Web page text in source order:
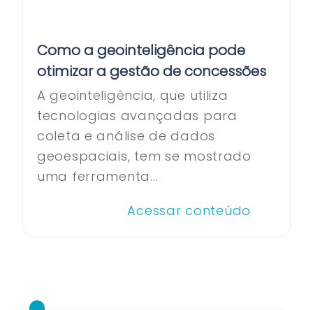
Como a geointeligência pode
otimizar a gestão de concessões
A geointeligência, que utiliza
tecnologias avançadas para
coleta e análise de dados
geoespaciais, tem se mostrado
uma ferramenta...
Acessar conteúdo